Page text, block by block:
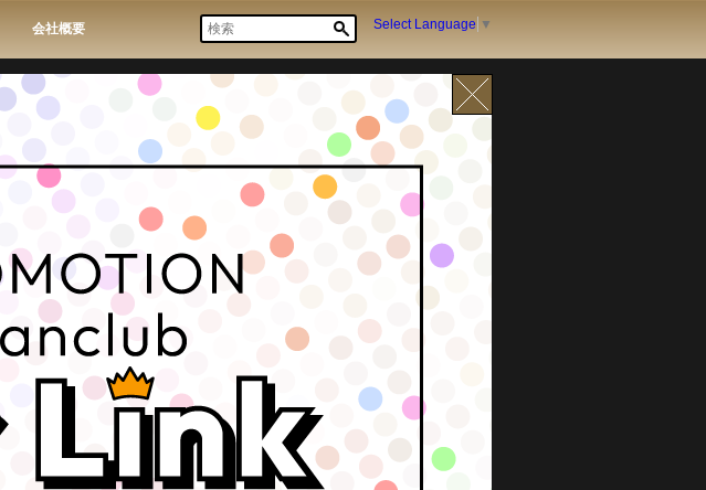
会社概要 Select Language ▼